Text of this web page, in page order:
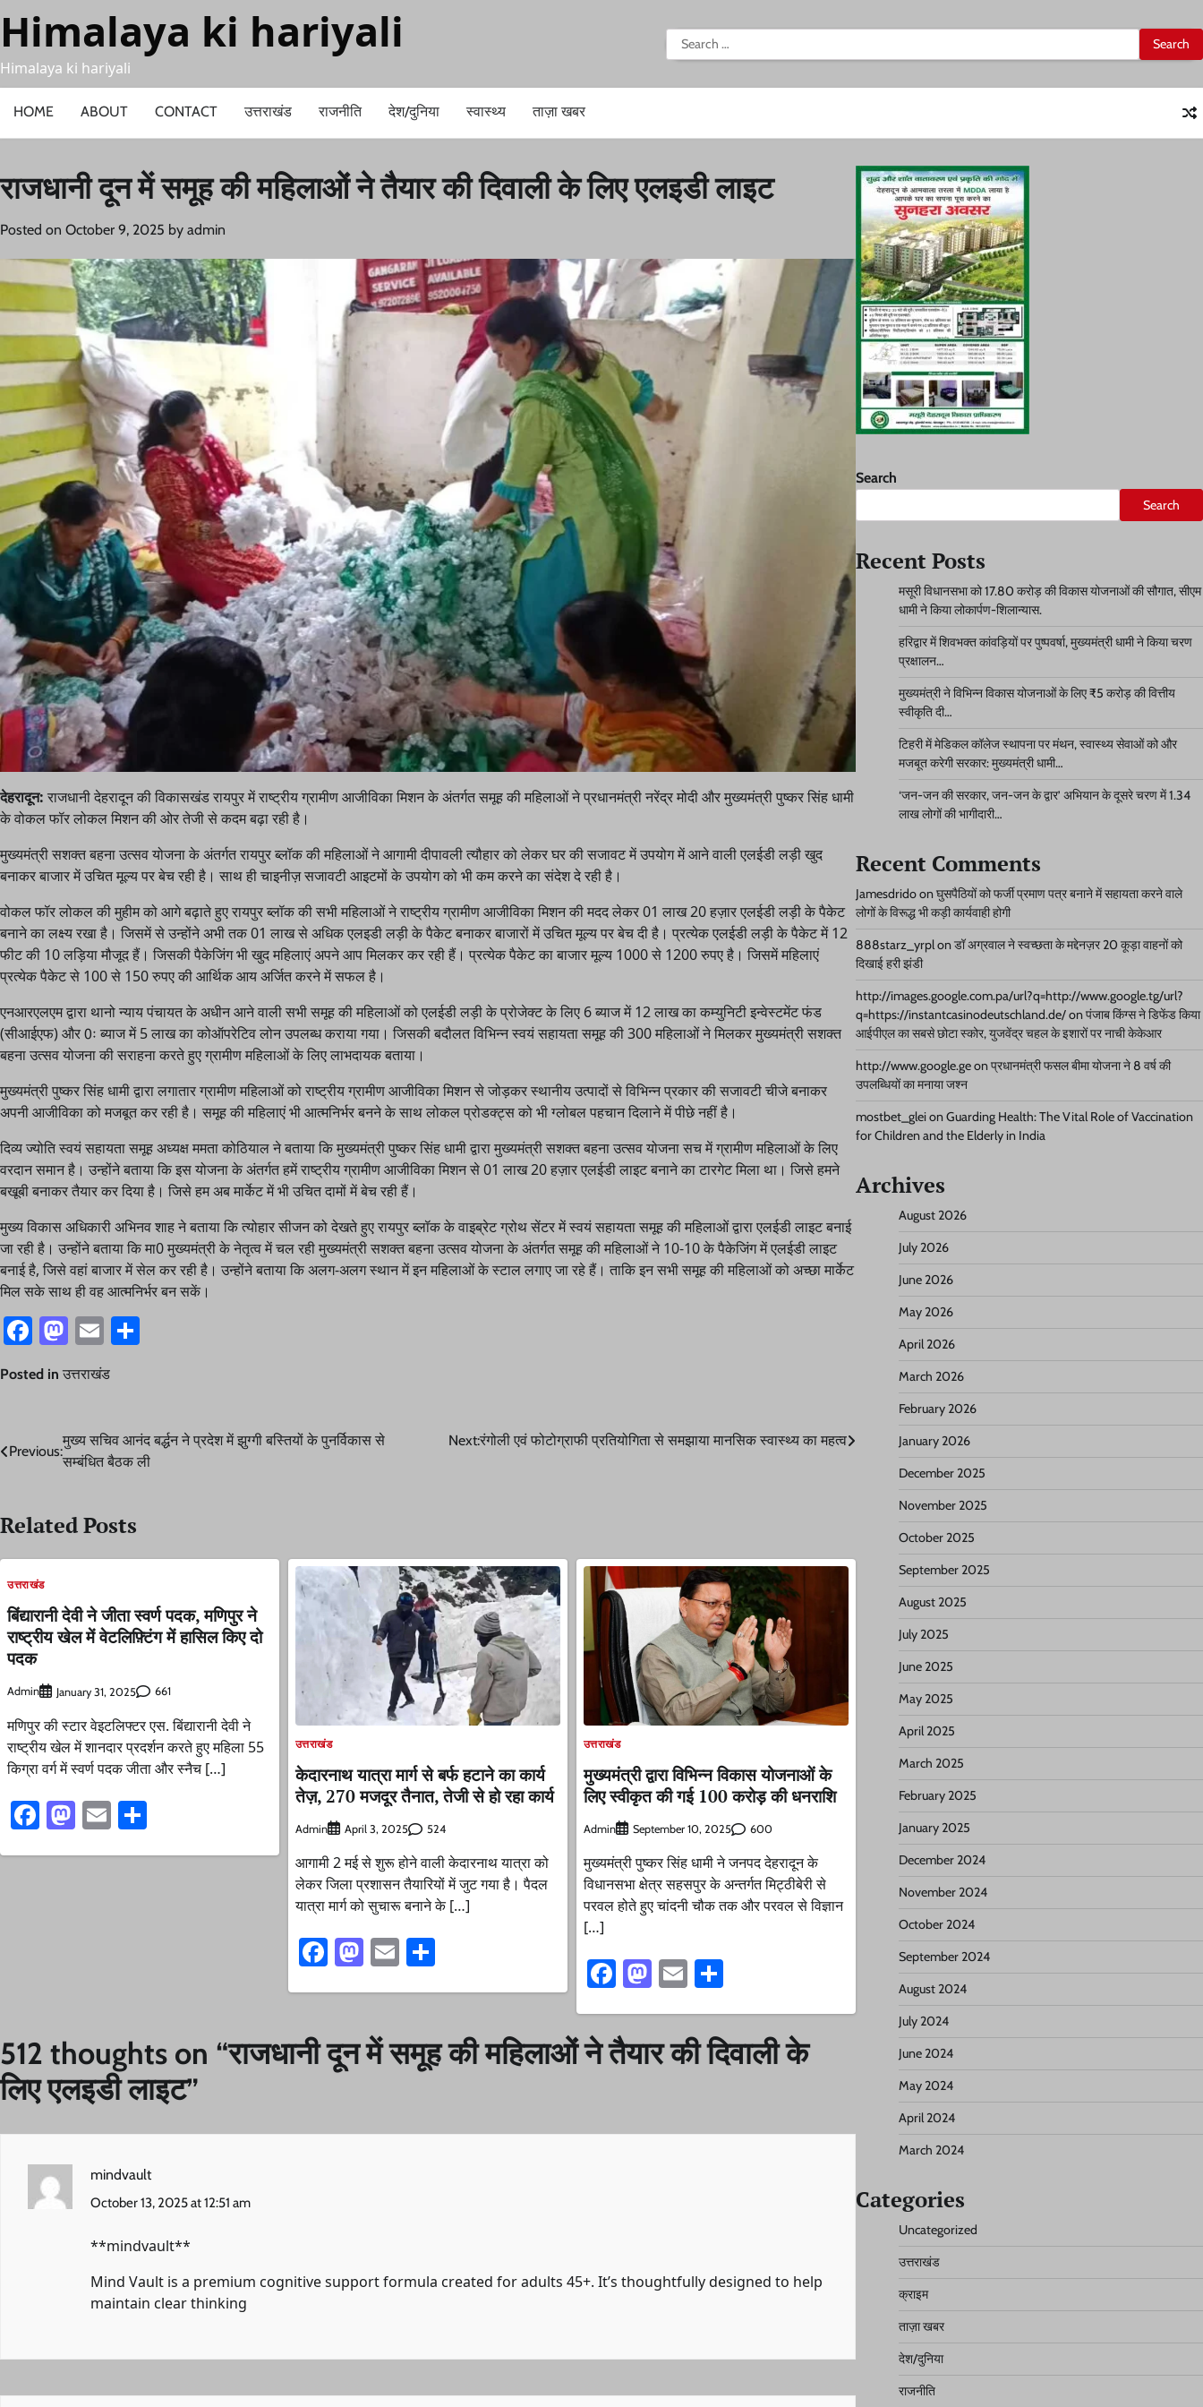
to
content
Himalaya ki hariyali
Himalaya ki hariyali
Search
for:
HOME ABOUT CONTACT उत्तराखंड राजनीति देश/दुनिया स्वास्थ्य ताज़ा खबर
राजधानी दून में समूह की महिलाओं ने तैयार की दिवाली के लिए एलइडी लाइट
Posted on October 9, 2025 by admin
देहरादून: राजधानी देहरादून की विकासखंड रायपुर में राष्ट्रीय ग्रामीण आजीविका मिशन के अंतर्गत समूह की महिलाओं ने प्रधानमंत्री नरेंद्र मोदी और मुख्यमंत्री पुष्कर सिंह धामी
के वोकल फॉर लोकल मिशन की ओर तेजी से कदम बढ़ा रही है।
मुख्यमंत्री सशक्त बहना उत्सव योजना के अंतर्गत रायपुर ब्लॉक की महिलाओं ने आगामी दीपावली त्यौहार को लेकर घर की सजावट में उपयोग में आने वाली एलईडी लड़ी खुद
बनाकर बाजार में उचित मूल्य पर बेच रही है। साथ ही चाइनीज़ सजावटी आइटमों के उपयोग को भी कम करने का संदेश दे रही है।
वोकल फॉर लोकल की मुहीम को आगे बढ़ाते हुए रायपुर ब्लॉक की सभी महिलाओं ने राष्ट्रीय ग्रामीण आजीविका मिशन की मदद लेकर 01 लाख 20 हज़ार एलईडी लड़ी के पैकेट
बनाने का लक्ष्य रखा है। जिसमें से उन्होंने अभी तक 01 लाख से अधिक एलइडी लड़ी के पैकेट बनाकर बाजारों में उचित मूल्य पर बेच दी है। प्रत्येक एलईडी लड़ी के पैकेट में 12
फीट की 10 लड़िया मौजूद हैं। जिसकी पैकेजिंग भी खुद महिलाएं अपने आप मिलकर कर रही हैं। प्रत्येक पैकेट का बाजार मूल्य 1000 से 1200 रुपए है। जिसमें महिलाएं
प्रत्येक पैकेट से 100 से 150 रुपए की आर्थिक आय अर्जित करने में सफल है।
एनआरएलएम द्वारा थानो न्याय पंचायत के अधीन आने वाली सभी समूह की महिलाओं को एलईडी लड़ी के प्रोजेक्ट के लिए 6 ब्याज में 12 लाख का कम्युनिटी इन्वेस्टमेंट फंड
(सीआईएफ) और 0ः ब्याज में 5 लाख का कोऑपरेटिव लोन उपलब्ध कराया गया। जिसकी बदौलत विभिन्न स्वयं सहायता समूह की 300 महिलाओं ने मिलकर मुख्यमंत्री सशक्त
बहना उत्सव योजना की सराहना करते हुए ग्रामीण महिलाओं के लिए लाभदायक बताया।
मुख्यमंत्री पुष्कर सिंह धामी द्वारा लगातार ग्रामीण महिलाओं को राष्ट्रीय ग्रामीण आजीविका मिशन से जोड़कर स्थानीय उत्पादों से विभिन्न प्रकार की सजावटी चीजे बनाकर
अपनी आजीविका को मजबूत कर रही है। समूह की महिलाएं भी आत्मनिर्भर बनने के साथ लोकल प्रोडक्ट्स को भी ग्लोबल पहचान दिलाने में पीछे नहीं है।
दिव्य ज्योति स्वयं सहायता समूह अध्यक्ष ममता कोठियाल ने बताया कि मुख्यमंत्री पुष्कर सिंह धामी द्वारा मुख्यमंत्री सशक्त बहना उत्सव योजना सच में ग्रामीण महिलाओं के लिए
वरदान समान है। उन्होंने बताया कि इस योजना के अंतर्गत हमें राष्ट्रीय ग्रामीण आजीविका मिशन से 01 लाख 20 हज़ार एलईडी लाइट बनाने का टारगेट मिला था। जिसे हमने
बखूबी बनाकर तैयार कर दिया है। जिसे हम अब मार्केट में भी उचित दामों में बेच रही हैं।
मुख्य विकास अधिकारी अभिनव शाह ने बताया कि त्योहार सीजन को देखते हुए रायपुर ब्लॉक के वाइब्रेट ग्रोथ सेंटर में स्वयं सहायता समूह की महिलाओं द्वारा एलईडी लाइट बनाई
जा रही है। उन्होंने बताया कि मा0 मुख्यमंत्री के नेतृत्व में चल रही मुख्यमंत्री सशक्त बहना उत्सव योजना के अंतर्गत समूह की महिलाओं ने 10-10 के पैकेजिंग में एलईडी लाइट
बनाई है, जिसे वहां बाजार में सेल कर रही है। उन्होंने बताया कि अलग-अलग स्थान में इन महिलाओं के स्टाल लगाए जा रहे हैं। ताकि इन सभी समूह की महिलाओं को अच्छा मार्केट
मिल सके साथ ही वह आत्मनिर्भर बन सकें।
Facebook
Mastodon
Email
Posted in उत्तराखंड
Post
Previous:
मुख्य सचिव आनंद बर्द्धन ने प्रदेश में झुग्गी बस्तियों के पुनर्विकास से
सम्बंधित बैठक ली
Next:रंगोली एवं फोटोग्राफी प्रतियोगिता से समझाया मानसिक स्वास्थ्य का महत्व
Related Posts
उत्तराखंड
बिंद्यारानी देवी ने जीता स्वर्ण पदक, मणिपुर ने
राष्ट्रीय खेल में वेटलिफ़्टिंग में हासिल किए दो
पदक
Admin January 31, 2025 661
मणिपुर की स्टार वेइटलिफ्टर एस. बिंद्यारानी देवी ने
राष्ट्रीय खेल में शानदार प्रदर्शन करते हुए महिला 55
किग्रा वर्ग में स्वर्ण पदक जीता और स्नैच […]
Facebook
Mastodon
Email
उत्तराखंड
केदारनाथ यात्रा मार्ग से बर्फ हटाने का कार्य
तेज़, 270 मजदूर तैनात, तेजी से हो रहा कार्य
Admin April 3, 2025 524
आगामी 2 मई से शुरू होने वाली केदारनाथ यात्रा को
लेकर जिला प्रशासन तैयारियों में जुट गया है। पैदल
यात्रा मार्ग को सुचारू बनाने के […]
Facebook
Mastodon
EmailShare
उत्तराखंड
मुख्यमंत्री द्वारा विभिन्न विकास योजनाओं के
लिए स्वीकृत की गई 100 करोड़ की धनराशि
Admin September 10, 2025 600
मुख्यमंत्री पुष्कर सिंह धामी ने जनपद देहरादून के
विधानसभा क्षेत्र सहसपुर के अन्तर्गत मिट्ठीबेरी से
परवल होते हुए चांदनी चौक तक और परवल से विज्ञान
[…]
Facebook
Mastodon
EmailShare
512 thoughts on “राजधानी दून में समूह की महिलाओं ने तैयार की दिवाली के
लिए एलइडी लाइट”
mindvault
October 13, 2025 at 12:51 am
** mindvault**
Mind Vault is a premium cognitive support formula created for adults 45+. It’s thoughtfully designed to help
maintain clear thinking
Search
Search
Recent Posts
मसूरी विधानसभा को 17.80 करोड़ की विकास योजनाओं की सौगात, सीएम
धामी ने किया लोकार्पण-शिलान्यास.
हरिद्वार में शिवभक्त कांवड़ियों पर पुष्पवर्षा, मुख्यमंत्री धामी ने किया चरण
प्रक्षालन…
मुख्यमंत्री ने विभिन्न विकास योजनाओं के लिए ₹5 करोड़ की वित्तीय
स्वीकृति दी…
टिहरी में मेडिकल कॉलेज स्थापना पर मंथन, स्वास्थ्य सेवाओं को और
मजबूत करेगी सरकार: मुख्यमंत्री धामी…
‘जन-जन की सरकार, जन-जन के द्वार’ अभियान के दूसरे चरण में 1.34
लाख लोगों की भागीदारी…
Recent Comments
Jamesdridoonघुसपैठियों को फर्जी प्रमाण पत्र बनाने में सहायता करने वाले
लोगों के विरूद्ध भी कड़ी कार्यवाही होगी
888starz_yrplonडॉ अग्रवाल ने स्वच्छता के मद्देनज़र 20 कूड़ा वाहनों को
दिखाई हरी झंडी
http://images.google.com.pa/url?q=http://www.google.tg/url?
q=https://instantcasinodeutschland.de/onपंजाब किंग्स ने डिफेंड किया
आईपीएल का सबसे छोटा स्कोर, युजवेंद्र चहल के इशारों पर नाची केकेआर
http://www.google.geonप्रधानमंत्री फसल बीमा योजना ने 8 वर्ष की
उपलब्धियों का मनाया जश्न
mostbet_gleionGuarding Health: The Vital Role of Vaccination
for Children and the Elderly in India
Archives
August 2026
July 2026
June 2026
May 2026
April 2026
March 2026
February 2026
January 2026
December 2025
November 2025
October 2025
September 2025
August 2025
July 2025
June 2025
May 2025
April 2025
March 2025
February 2025
January 2025
December 2024
November 2024
October 2024
September 2024
August 2024
July 2024
June 2024
May 2024
April 2024
March 2024
Categories
Uncategorized
उत्तराखंड
क्राइम
ताज़ा खबर
देश/दुनिया
राजनीति